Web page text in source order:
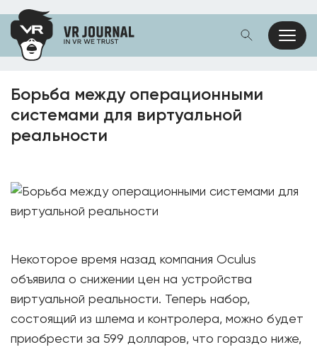
Борьба между операционными
системами для виртуальной
реальности
Некоторое время назад компания Oculus
объявила о снижении цен на устройства
виртуальной реальности. Теперь набор,
состоящий из шлема и контролера, можно будет
приобрести за 599 долларов, что гораздо ниже,